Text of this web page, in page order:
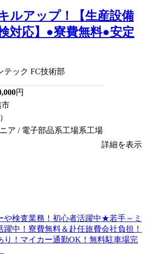
ルアップ！【生産設備
対応】●寮費無料●安定
テック FC技術部
円
市
ア / 電子部品系工場系工場
詳細を表示